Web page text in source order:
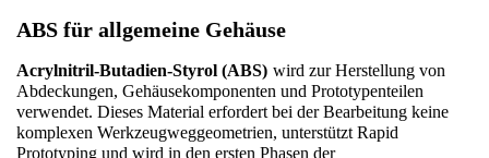
ABS für allgemeine Gehäuse
Acrylnitril-Butadien-Styrol (ABS) wird zur Herstellung von
Abdeckungen, Gehäusekomponenten und Prototypenteilen
verwendet. Dieses Material erfordert bei der Bearbeitung keine
komplexen Werkzeugweggeometrien, unterstützt Rapid
Prototyping und wird in den ersten Phasen der